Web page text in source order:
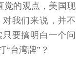
觉的观点，美国现
我们来说，并不
要搞明白一个问
“台湾牌”？